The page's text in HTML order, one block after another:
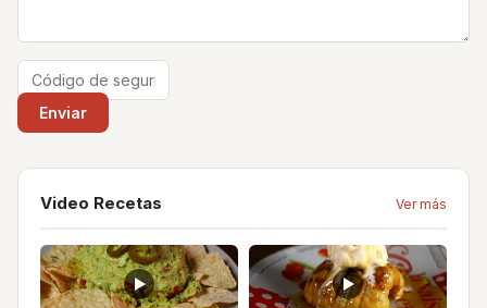
Video Recetas Ver más